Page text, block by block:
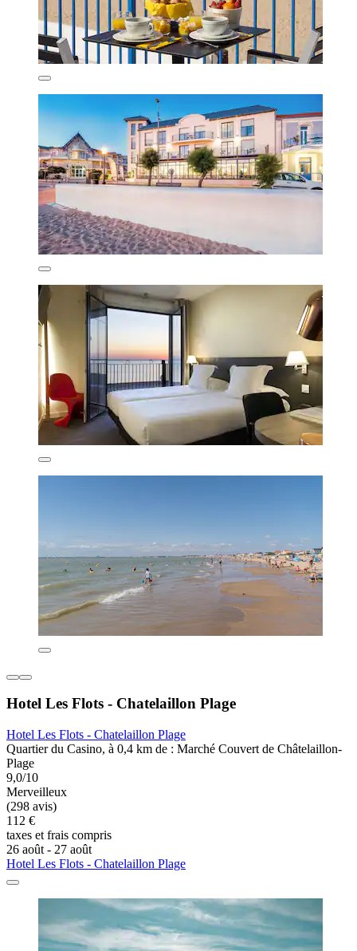
Hotel Les Flots - Chatelaillon Plage
Hotel Les Flots - Chatelaillon Plage
Quartier du Casino, à 0,4 km de : Marché Couvert de Châtelaillon-
Plage
9,0/10
Merveilleux
(298 avis)
112 €
taxes et frais compris
26 août - 27 août
Hotel Les Flots - Chatelaillon Plage